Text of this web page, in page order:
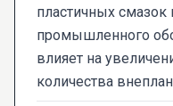
пластичных смазок
промышленного
влияет на
количества